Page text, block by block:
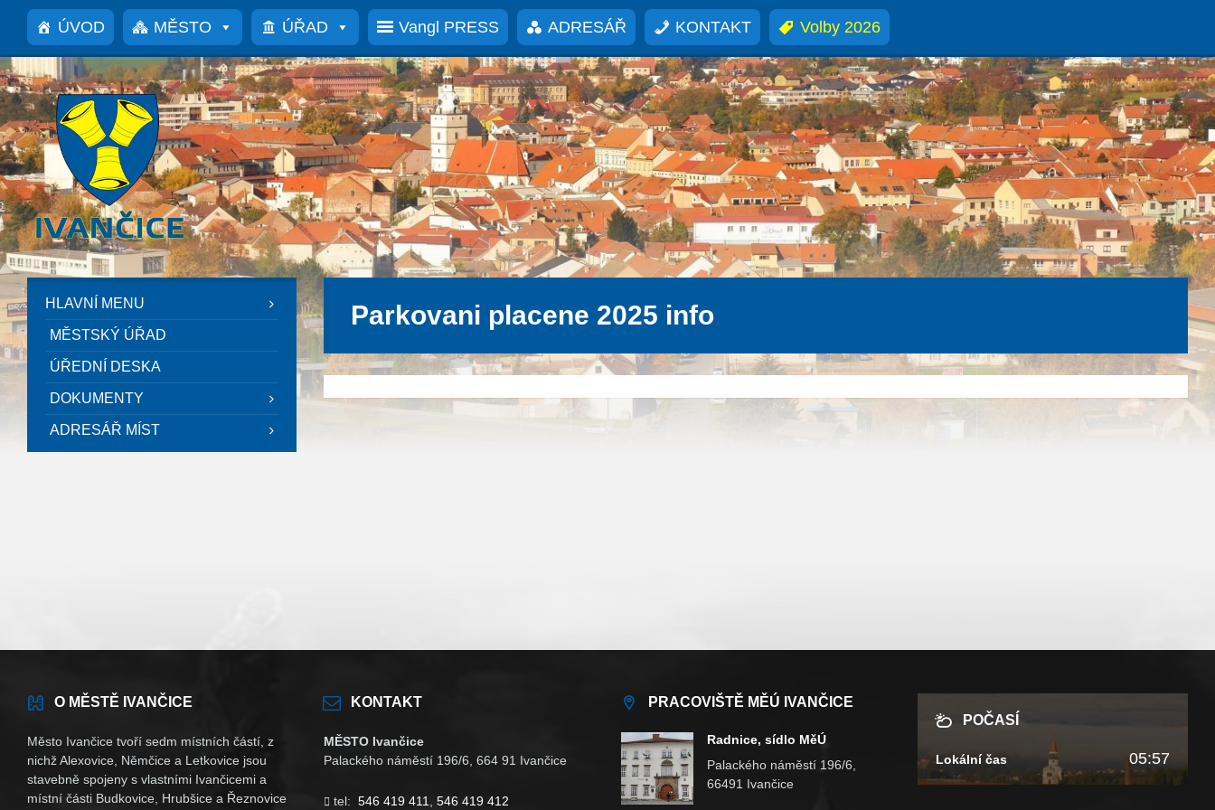
Přeskočit
obsah
Přeskočit
panel
Přeskočit
patičku
ÚVOD MĚSTO ÚŘAD Vangl PRESS ADRESÁŘ KONTAKT Volby 2026
Parkovani placene 2025 info
HLAVNÍ MENU
MĚSTSKÝ ÚŘAD
ÚŘEDNÍ DESKA
DOKUMENTY
ADRESÁŘ MÍST
O MĚSTĚ IVANČICE
Město Ivančice tvoří sedm místních částí, z
nichž Alexovice, Němčice a Letkovice jsou
stavebně spojeny s vlastními Ivančicemi a
místní části Budkovice, Hrubšice a Řeznovice
KONTAKT
MĚSTO Ivančice
Palackého náměstí 196/6, 664 91 Ivančice
 tel:546 419 411 ,546 419 412
PRACOVIŠTĚ MĚÚ IVANČICE
Radnice, sídlo MěÚ
Palackého náměstí 196/6,
66491 Ivančice
POČASÍ
Lokální čas 05:57